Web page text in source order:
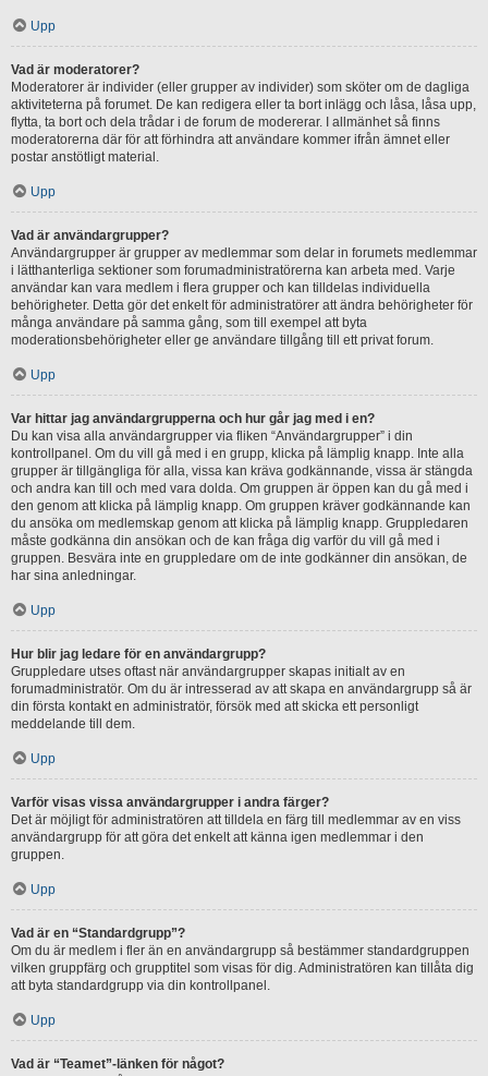
Upp
Vad är moderatorer?
Moderatorer är individer (eller grupper av individer) som sköter om de dagliga
aktiviteterna på forumet. De kan redigera eller ta bort inlägg och låsa, låsa upp,
flytta, ta bort och dela trådar i de forum de modererar. I allmänhet så finns
moderatorerna där för att förhindra att användare kommer ifrån ämnet eller
postar anstötligt material.
Upp
Vad är användargrupper?
Användargrupper är grupper av medlemmar som delar in forumets medlemmar
i lätthanterliga sektioner som forumadministratörerna kan arbeta med. Varje
användar kan vara medlem i flera grupper och kan tilldelas individuella
behörigheter. Detta gör det enkelt för administratörer att ändra behörigheter för
många användare på samma gång, som till exempel att byta
moderationsbehörigheter eller ge användare tillgång till ett privat forum.
Upp
Var hittar jag användargrupperna och hur går jag med i en?
Du kan visa alla användargrupper via fliken “Användargrupper” i din
kontrollpanel. Om du vill gå med i en grupp, klicka på lämplig knapp. Inte alla
grupper är tillgängliga för alla, vissa kan kräva godkännande, vissa är stängda
och andra kan till och med vara dolda. Om gruppen är öppen kan du gå med i
den genom att klicka på lämplig knapp. Om gruppen kräver godkännande kan
du ansöka om medlemskap genom att klicka på lämplig knapp. Gruppledaren
måste godkänna din ansökan och de kan fråga dig varför du vill gå med i
gruppen. Besvära inte en gruppledare om de inte godkänner din ansökan, de
har sina anledningar.
Upp
Hur blir jag ledare för en användargrupp?
Gruppledare utses oftast när användargrupper skapas initialt av en
forumadministratör. Om du är intresserad av att skapa en användargrupp så är
din första kontakt en administratör, försök med att skicka ett personligt
meddelande till dem.
Upp
Varför visas vissa användargrupper i andra färger?
Det är möjligt för administratören att tilldela en färg till medlemmar av en viss
användargrupp för att göra det enkelt att känna igen medlemmar i den
gruppen.
Upp
Vad är en “Standardgrupp”?
Om du är medlem i fler än en användargrupp så bestämmer standardgruppen
vilken gruppfärg och grupptitel som visas för dig. Administratören kan tillåta dig
att byta standardgrupp via din kontrollpanel.
Upp
Vad är “Teamet”-länken för något?